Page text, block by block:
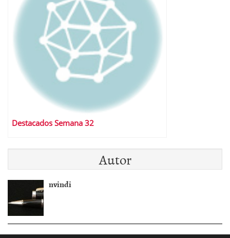
Destacados Semana 32
Autor
nvindi